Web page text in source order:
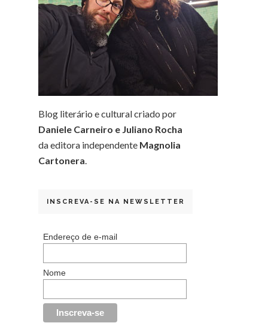
Blog literário e cultural criado por
Daniele Carneiro e Juliano Rocha
da editora independente Magnolia
Cartonera.
INSCREVA-SE NA NEWSLETTER
Endereço de e-mail
Nome